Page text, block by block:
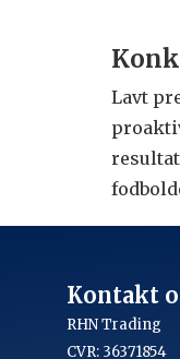
Lavt
Kontakt
RHN Trading
CVR: 36371854